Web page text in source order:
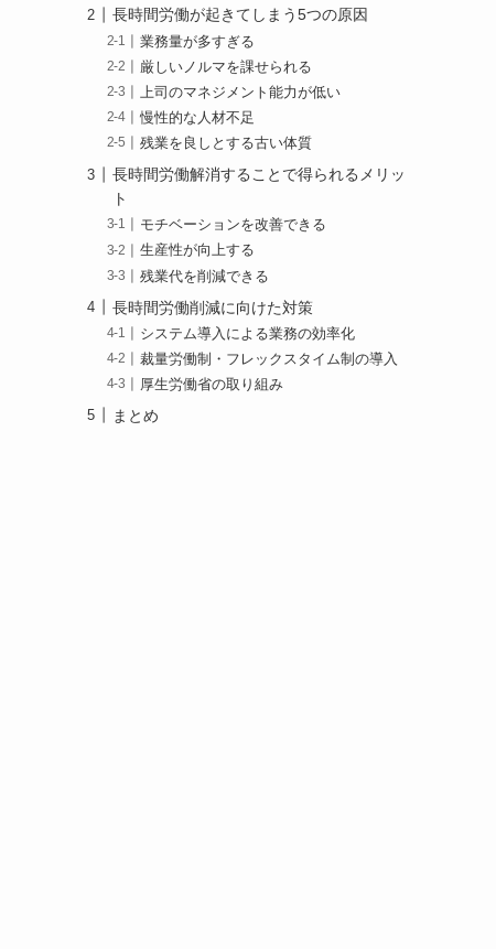
長時間労働が起きてしまう5つの原因
業務量が多すぎる
厳しいノルマを課せられる
上司のマネジメント能力が低い
慢性的な人材不足
残業を良しとする古い体質
長時間労働解消することで得られるメリッ
ト
モチベーションを改善できる
生産性が向上する
残業代を削減できる
長時間労働削減に向けた対策
システム導入による業務の効率化
裁量労働制・フレックスタイム制の導入
厚生労働省の取り組み
まとめ